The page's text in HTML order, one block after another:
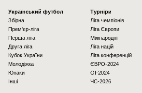
Українcький футбол
Збірна
Прем'єр-ліга
Перша ліга
Друга ліга
Кубок України
Молодіжка
Юнаки
Інші
Турніри
Ліга чемпіонів
Ліга Європи
Міжнародні
Ліга націй
Ліга конференцій
ЄВРО-2024
OI-2024
ЧС-2026